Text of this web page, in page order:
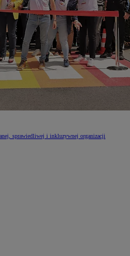
sprawiedliwej i inkluzywnej organizacji